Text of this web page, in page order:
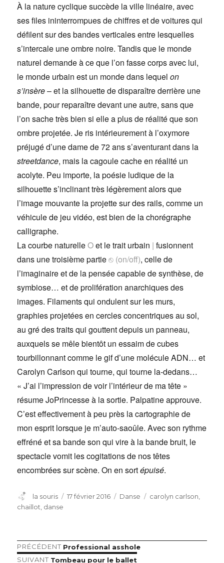
À la nature cyclique succède la ville linéaire, avec
ses files ininterrompues de chiffres et de voitures qui
défilent sur des bandes verticales entre lesquelles
s’intercale une ombre noire. Tandis que le monde
naturel demande à ce que l’on fasse corps avec lui,
le monde urbain est un monde dans lequelon
s’insère– et la silhouette de disparaître derrière une
bande, pour reparaître devant une autre, sans que
l’on sache très bien si elle a plus de réalité que son
ombre projetée. Je ris intérieurement à l’oxymore
préjugé d’une dame de 72 ans s’aventurant dans la
streetdance, mais la cagoule cache en réalité un
acolyte. Peu importe, la poésie ludique de la
silhouette s’inclinant très légèrement alors que
l’image mouvante la projette sur des rails, comme un
véhicule de jeu vidéo, est bien de la chorégraphe
calligraphe.
La courbe naturelleOet le trait urbain | fusionnent
dans une troisième partie⎋ (on/off), celle de
l’imaginaire et de la pensée capable de synthèse, de
symbiose… et de prolifération anarchiques des
images. Filaments qui ondulent sur les murs,
graphies projetées en cercles concentriques au sol,
au gré des traits qui gouttent depuis un panneau,
auxquels se mêle bientôt un essaim de cubes
tourbillonnant comme le gif d’une molécule ADN… et
Carolyn Carlson qui tourne, qui tourne la-dedans…
« J’ai l’impression de voir l’intérieur de ma tête »
résume JoPrincesse à la sortie. Palpatine approuve.
C’est effectivement à peu près la cartographie de
mon esprit lorsque je m’auto-saoûle. Avec son rythme
effréné et sa bande son qui vire à la bande bruit, le
spectacle vomit les cogitations de nos têtes
encombrées sur scène. On en sortépuisé.
Auteur
la souris
Publié
17 février 2016 Catégories
Danse Étiquettes
carolyn carlson,
chaillot, danse
Navigation
PRÉCÉDENT Article
précédent :
Professional asshole
SUIVANT Article
Tombeau pour le ballet